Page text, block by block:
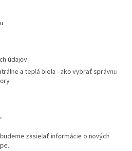
údajov
a teplá biela - ako vybrať správnu
zasielať informácie o nových